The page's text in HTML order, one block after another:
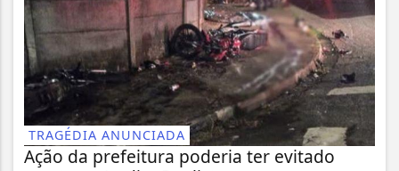
TRAGÉDIA ANUNCIADA
Ação da prefeitura poderia ter evitado